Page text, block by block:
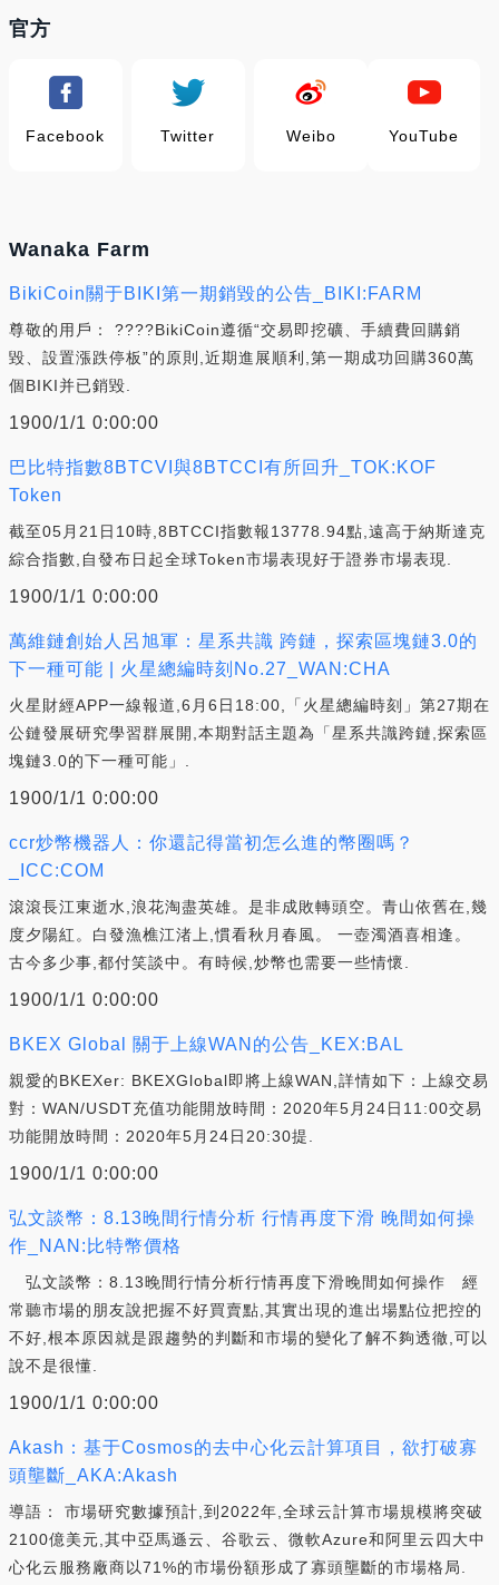
官方
Facebook Twitter Weibo YouTube
Wanaka Farm
BikiCoin關于BIKI第一期銷毀的公告_BIKI:FARM
尊敬的用戶： ????BikiCoin遵循“交易即挖礦、手續費回購銷
毀、設置漲跌停板”的原則,近期進展順利,第一期成功回購360萬
個BIKI并已銷毀.
1900/1/1 0:00:00
巴比特指數8BTCVI與8BTCCI有所回升_TOK:KOF
Token
截至05月21日10時,8BTCCI指數報13778.94點,遠高于納斯達克
綜合指數,自發布日起全球Token市場表現好于證券市場表現.
1900/1/1 0:00:00
萬維鏈創始人呂旭軍：星系共識 跨鏈，探索區塊鏈3.0的
下一種可能 | 火星總編時刻No.27_WAN:CHA
火星財經APP一線報道,6月6日18:00,「火星總編時刻」第27期在
公鏈發展研究學習群展開,本期對話主題為「星系共識跨鏈,探索區
塊鏈3.0的下一種可能」.
1900/1/1 0:00:00
ccr炒幣機器人：你還記得當初怎么進的幣圈嗎？
_ICC:COM
滾滾長江東逝水,浪花淘盡英雄。是非成敗轉頭空。青山依舊在,幾
度夕陽紅。白發漁樵江渚上,慣看秋月春風。 一壺濁酒喜相逢。
古今多少事,都付笑談中。有時候,炒幣也需要一些情懷.
1900/1/1 0:00:00
BKEX Global 關于上線WAN的公告_KEX:BAL
親愛的BKEXer: BKEXGlobal即將上線WAN,詳情如下：上線交易
對：WAN/USDT充值功能開放時間：2020年5月24日11:00交易
功能開放時間：2020年5月24日20:30提.
1900/1/1 0:00:00
弘文談幣：8.13晚間行情分析 行情再度下滑 晚間如何操
作_NAN:比特幣價格
弘文談幣：8.13晚間行情分析行情再度下滑晚間如何操作 經
常聽市場的朋友說把握不好買賣點,其實出現的進出場點位把控的
不好,根本原因就是跟趨勢的判斷和市場的變化了解不夠透徹,可以
說不是很懂.
1900/1/1 0:00:00
Akash：基于Cosmos的去中心化云計算項目，欲打破寡
頭壟斷_AKA:Akash
導語： 市場研究數據預計,到2022年,全球云計算市場規模將突破
2100億美元,其中亞馬遜云、谷歌云、微軟Azure和阿里云四大中
心化云服務廠商以71%的市場份額形成了寡頭壟斷的市場格局.